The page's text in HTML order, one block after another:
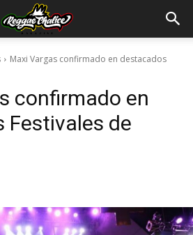
Maxi Vargas confirmado en destacados
confirmado en
Festivales de